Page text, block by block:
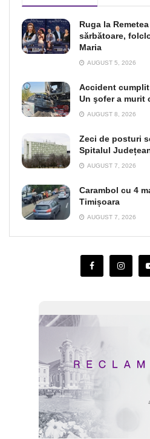
Ruga la
sărbătoare,
Maria
AUGUST 5, 2026
Accident
Un şofer a murit
AUGUST 8, 2026
Zeci de posturi
Spitalul
AUGUST 7, 2026
Carambol cu 4
Timișoara
AUGUST 7, 2026